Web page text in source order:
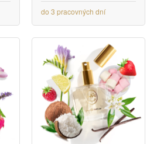
do 3 pracovných dní